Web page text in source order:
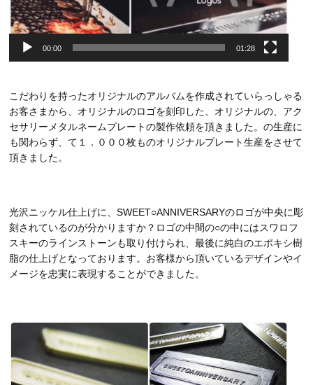
00:00 01:28
こだわりを持ったオリジナルのアルバムを作成されていらっしゃる
お客さまから、オリジナルのロゴを刻印した、オリジナルの、アク
セサリーメタルネームプレートの製作依頼を頂きました。の生産に
も関わらず、て１．０００枚ものオリジナルプレート生産をさせて
頂きました。
光沢ニッケル仕上げに、SWEET○ANNIVERSARYのロゴが中央に彫
刻されているのが分かりますか？ロゴの中間の○の中にはスワロフ
スキーのラインストーンも取り付けられ、最後に純白のエポキシ樹
脂の仕上げとなっております。お客様から頂いているデザインやイ
メージを忠実に表現することができました。